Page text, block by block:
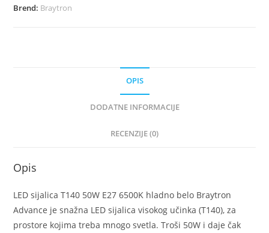
Brend: Braytron
OPIS
DODATNE INFORMACIJE
RECENZIJE (0)
Opis
LED sijalica T140 50W E27 6500K hladno belo Braytron
Advance je snažna LED sijalica visokog učinka (T140), za
prostore kojima treba mnogo svetla. Troši 50W i daje čak